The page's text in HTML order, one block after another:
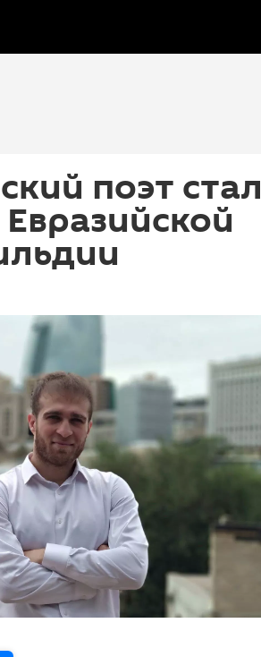
поэт стал